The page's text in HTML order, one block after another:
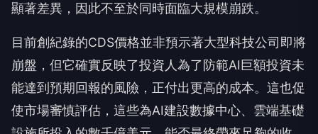
顯著差異，因此不至於同時面臨大規模崩跌。
目前創紀錄的CDS價格並非預示著大型科技公司即將
崩盤，但它確實反映了投資人為了防範AI巨額投資未
能達到預期回報的風險，正付出更高的成本。這也促
使市場審慎評估，這些為AI建設數據中心、雲端基礎